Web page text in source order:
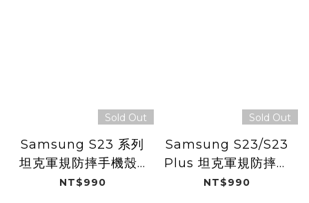
Sold Out
Samsung S23 系列
坦克軍規防摔手機殼 /
極地白 (Dualtek)
NT$990
Sold Out
Samsung S23/S23
Plus 坦克軍規防摔手
機殼 / 消光黑
NT$990